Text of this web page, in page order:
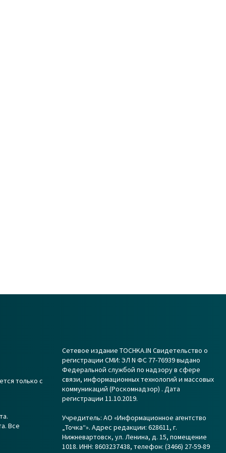
только с
Все
Сетевое издание TOCHKA.IN Свидетельство о
регистрации СМИ: ЭЛ N ФС 77-76939 выдано
Федеральной службой по надзору в сфере
связи, информационных технологий и массовых
коммуникаций (Роскомнадзор) . Дата
регистрации 11.10.2019.
Учредитель: АО «Информационное агентство
„Точка“». Адрес редакции: 628611, г.
Нижневартовск, ул. Ленина, д. 15, помещение
1018. ИНН: 8603237438, телефон: (3466) 27-59-89